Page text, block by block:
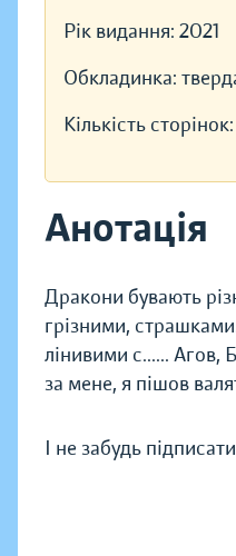
Рік видання: 2021
Обкладинка:
Кількість сторінок:
Анотація
Дракони бувають
грізними,
лінивими c......
за мене, я пішов
І не забудь